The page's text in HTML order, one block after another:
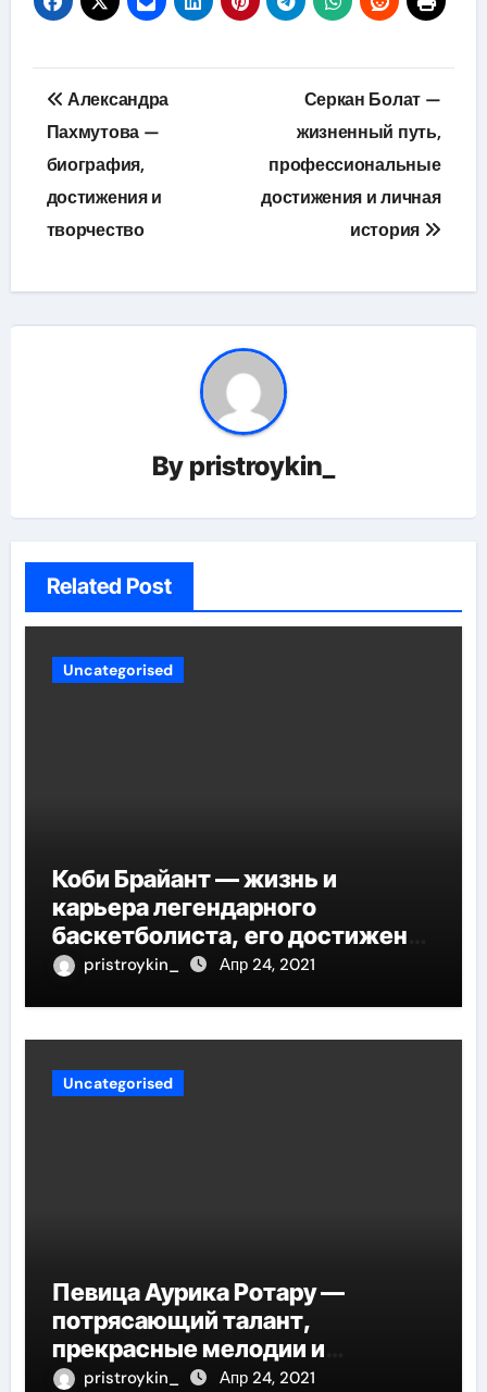
Навигация
по
записям
Александра
Пахмутова —
биография,
достижения и
творчество
Серкан Болат —
жизненный путь,
профессиональные
достижения и личная
история
By pristroykin_
Related Post
Uncategorised
Коби Брайант — жизнь и
карьера легендарного
баскетболиста, его достижения
и наследие
pristroykin_ Апр 24, 2021
Uncategorised
Певица Аурика Ротару —
потрясающий талант,
прекрасные мелодии и
интересные моменты из её
pristroykin_ Апр 24, 2021